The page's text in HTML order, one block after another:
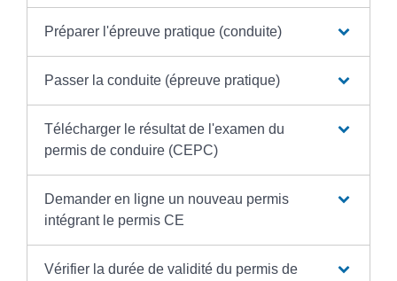
Préparer l'épreuve pratique (conduite)
Passer la conduite (épreuve pratique)
Télécharger le résultat de l'examen du
permis de conduire (CEPC)
Demander en ligne un nouveau permis
intégrant le permis CE
Vérifier la durée de validité du permis de